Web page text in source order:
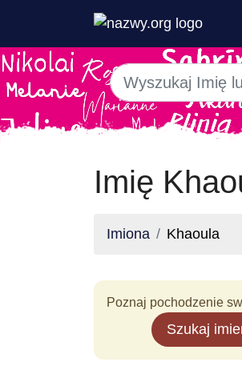
Imię
Imiona Khaoula
Poznaj pochodzenie
Szukaj